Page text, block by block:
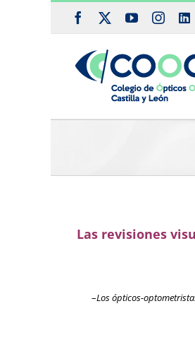
Facebook YouTube
Las revisiones
–Los ópticos-